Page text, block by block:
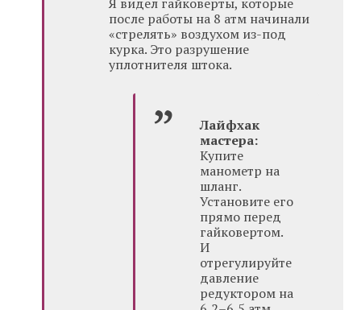
после работы на 8 атм начинали
«стрелять» воздухом из-под
курка. Это разрушение
уплотнителя штока.
Лайфхак
мастера:
Купите
манометр на
шланг.
Установите его
прямо перед
гайковертом.
И
отрегулируйте
давление
редуктором на